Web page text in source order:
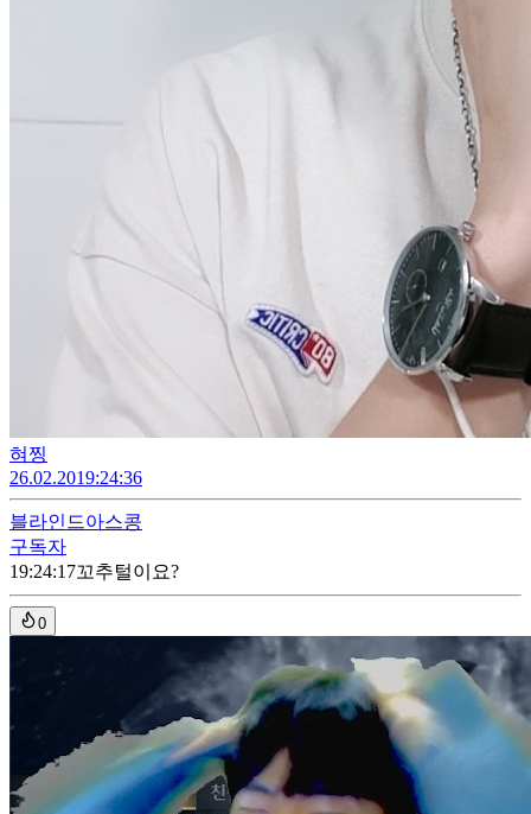
혀찡
26.02.2019:24:36
블라인드아스콩
구독자
19:24:17꼬추털이요?
0